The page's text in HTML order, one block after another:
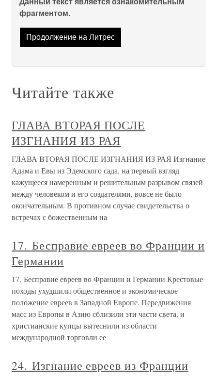
Данный текст является ознакомительным
фрагментом.
Продолжение на Литрес
Читайте также
ГЛАВА ВТОРАЯ ПОСЛЕ
ИЗГНАНИЯ ИЗ РАЯ
ГЛАВА ВТОРАЯ ПОСЛЕ ИЗГНАНИЯ ИЗ РАЯ Изгнание
Адама и Евы из Эдемского сада, на первый взгляд
кажущееся намеренным и решительным разрывом связей
между человеком и его создателями, вовсе не было
окончательным. В противном случае свидетельства о
встречах с божественным на
17. Бесправие евреев во Франции и
Германии
17. Бесправие евреев во Франции и Германии Крестовые
походы ухудшили общественное и экономическое
положение евреев в Западной Европе. Передвижения
масс из Европы в Азию сблизили эти части света, и
христианские купцы вытеснили из области
международной торговли ее
24. Изгнание евреев из Франции